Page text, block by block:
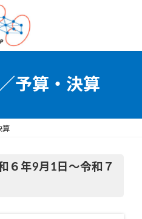
予算・決算
算
６年9月1日～令和７